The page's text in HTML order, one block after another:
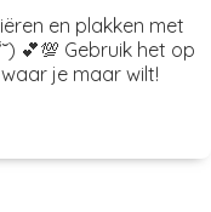
en plakken met
💕💯 Gebruik het op
je maar wilt!